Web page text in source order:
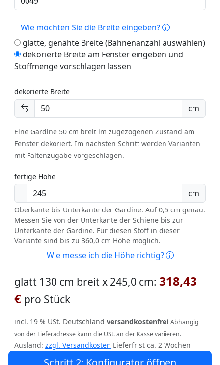
Wie möchten Sie die Breite eingeben?
glatte, genähte Breite (Bahnenanzahl auswählen)
dekorierte Breite am Fenster eingeben und
Stoffmenge vorschlagen lassen
dekorierte Breite
cm
Eine Gardine 50 cm breit im zugezogenen Zustand am
Fenster dekoriert. Im nächsten Schritt werden Varianten
mit Faltenzugabe vorgeschlagen.
fertige Höhe
cm
Oberkante bis Unterkante der Gardine. Auf 0,5 cm genau.
Messen Sie von der Unterkante der Schiene bis zur
Unterkante der Gardine. Für diesen Stoff in dieser
Variante sind bis zu 360,0 cm Höhe möglich.
Wie messe ich die Höhe richtig?
glatt 130 cm breit x 245,0 cm: 318,43
€ pro Stück
incl. 19 % USt. Deutschland versandkostenfrei Abhängig
von der Lieferadresse kann die USt. an der Kasse variieren.
Ausland: zzgl. Versandkosten Lieferfrist ca. 2 Wochen
Schritt 2: Konfigurator öffnen